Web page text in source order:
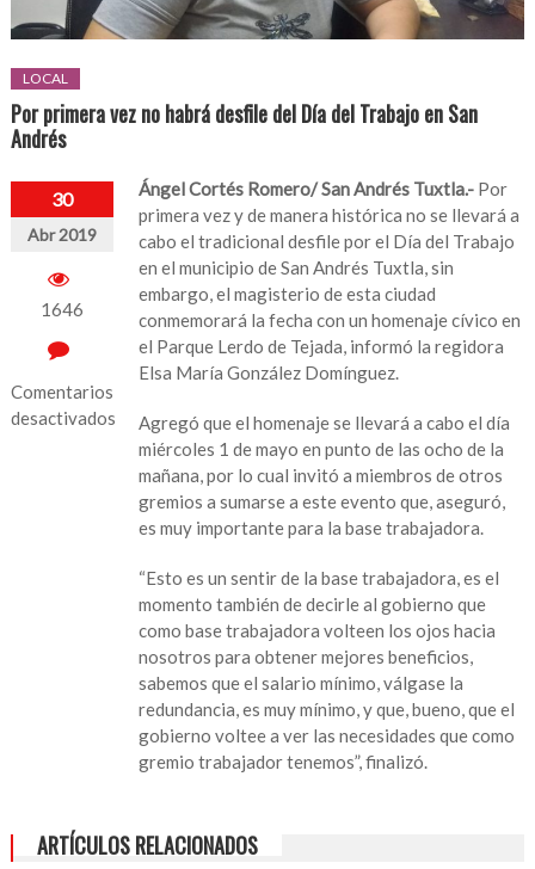
LOCAL
Por primera vez no habrá desfile del Día del Trabajo en San
Andrés
30
Abr 2019
1646
Comentarios
desactivados
Ángel Cortés Romero/ San Andrés Tuxtla.- Por
primera vez y de manera histórica no se llevará a
cabo el tradicional desfile por el Día del Trabajo
en el municipio de San Andrés Tuxtla, sin
embargo, el magisterio de esta ciudad
conmemorará la fecha con un homenaje cívico en
el Parque Lerdo de Tejada, informó la regidora
Elsa María González Domínguez.
Agregó que el homenaje se llevará a cabo el día
miércoles 1 de mayo en punto de las ocho de la
mañana, por lo cual invitó a miembros de otros
gremios a sumarse a este evento que, aseguró,
es muy importante para la base trabajadora.
“Esto es un sentir de la base trabajadora, es el
momento también de decirle al gobierno que
como base trabajadora volteen los ojos hacia
nosotros para obtener mejores beneficios,
sabemos que el salario mínimo, válgase la
redundancia, es muy mínimo, y que, bueno, que el
gobierno voltee a ver las necesidades que como
gremio trabajador tenemos”, finalizó.
ARTÍCULOS RELACIONADOS